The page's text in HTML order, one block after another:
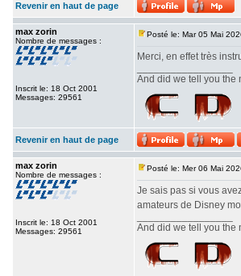
Revenir en haut de page
max zorin
Nombre de messages :
Inscrit le: 18 Oct 2001
Messages: 29561
Posté le: Mar 05 Mai
Merci, en effet très
And did we tell you the
Revenir en haut de page
max zorin
Nombre de messages :
Inscrit le: 18 Oct 2001
Messages: 29561
Posté le: Mer 06 Mai
Je sais pas si vous
amateurs de Disney
And did we tell you the